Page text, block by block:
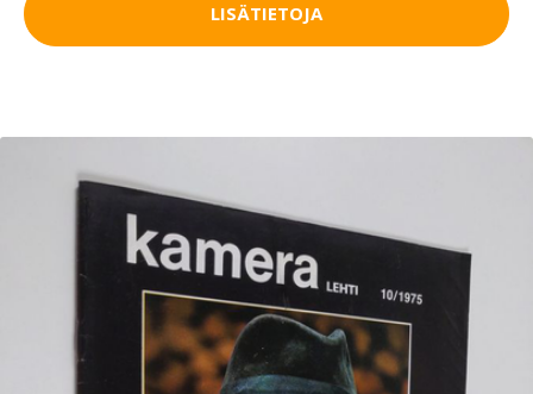
LISÄTIETOJA